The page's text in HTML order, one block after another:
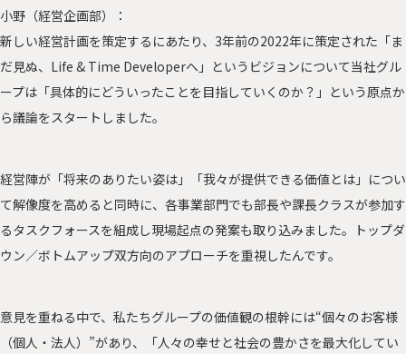
小野（経営企画部）：
新しい経営計画を策定するにあたり、3年前の2022年に策定された「ま
だ見ぬ、Life & Time Developerへ」というビジョンについて当社グル
ープは「具体的にどういったことを目指していくのか？」という原点か
ら議論をスタートしました。
経営陣が「将来のありたい姿は」「我々が提供できる価値とは」につい
て解像度を高めると同時に、各事業部門でも部長や課長クラスが参加す
るタスクフォースを組成し現場起点の発案も取り込みました。トップダ
ウン／ボトムアップ双方向のアプローチを重視したんです。
意見を重ねる中で、私たちグループの価値観の根幹には“個々のお客様
（個人・法人）”があり、「人々の幸せと社会の豊かさを最大化してい